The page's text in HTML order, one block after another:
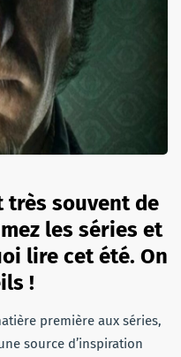
très souvent de
les séries et
lire cet été. On
!
première aux séries,
source d’inspiration